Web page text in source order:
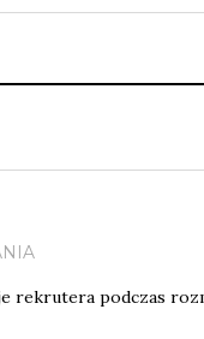
rekrutera podczas